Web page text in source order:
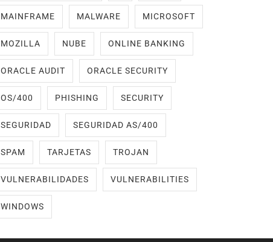
MAINFRAME MALWARE MICROSOFT
MOZILLA NUBE ONLINE BANKING
ORACLE AUDIT ORACLE SECURITY
OS/400 PHISHING SECURITY
SEGURIDAD SEGURIDAD AS/400
SPAM TARJETAS TROJAN
VULNERABILIDADES VULNERABILITIES
WINDOWS